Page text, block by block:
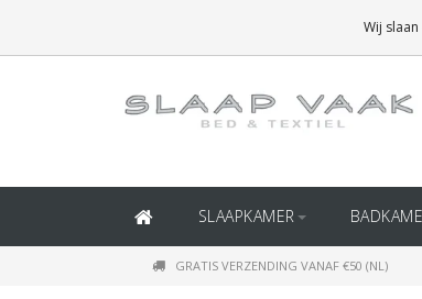
(BINNEN BELGIË)
SLAAPKAMER
GRATIS VERZENDING VANAF €50 (NL)
Wij